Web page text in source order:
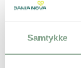
Samtykke
200200
Køkkenruller,